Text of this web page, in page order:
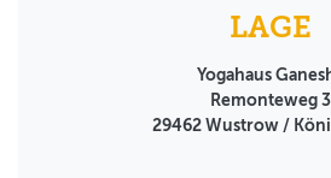
LAGE
Yogahaus
Remonteweg 3
29462 Wustrow /